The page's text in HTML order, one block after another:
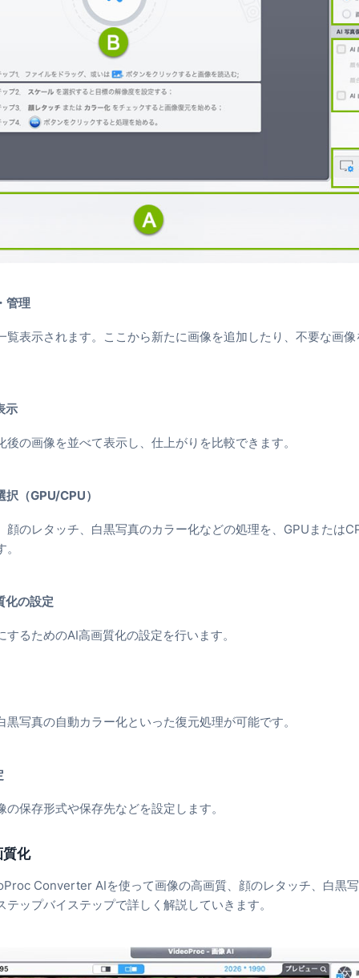
管理
覧表示されます。ここから新たに画像を追加したり、不要な画
示
後の画像を並べて表示し、仕上がりを比較できます。
（GPU/CPU）
顔のレタッチ、白黒写真のカラー化などの処理を、GPUまたは
の設定
するためのAI高画質化の設定を行います。
黒写真の自動カラー化といった復元処理が可能です。
の保存形式や保存先などを設定します。
化
Converter AIを使って画像の高画質、顔のレタッチ、白黒
テップバイステップで詳しく解説していきます。